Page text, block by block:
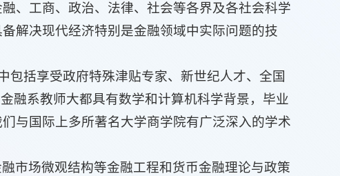
、工商、政治、法律、社会等各界及各社会科学
解决现代经济特别是金融领域中实际问题的技
包括享受政府特殊津贴专家、新世纪人才、全国
融系教师大都具有数学和计算机科学背景，毕业
与国际上多所著名大学商学院有广泛深入的学术
市场微观结构等金融工程和货币金融理论与政策